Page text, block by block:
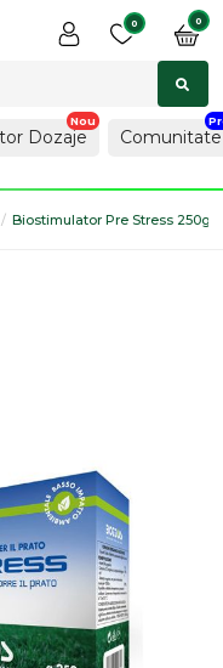
0 0
Dozaje Comunitate
Biostimulator Pre Stress 250g